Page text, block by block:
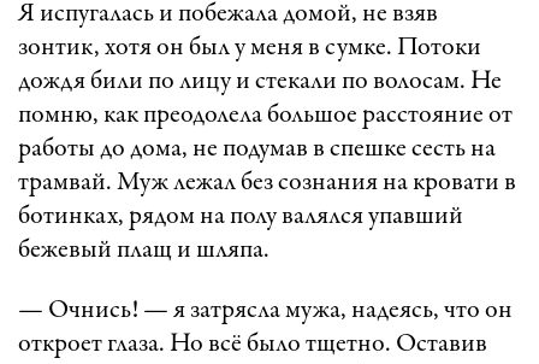
Я испугалась и побежала домой, не взяв
зонтик, хотя он был у меня в сумке. Потоки
дождя били по лицу и стекали по волосам. Не
помню, как преодолела большое расстояние от
работы до дома, не подумав в спешке сесть на
трамвай. Муж лежал без сознания на кровати в
ботинках, рядом на полу валялся упавший
бежевый плащ и шляпа.
— Очнись! — я затрясла мужа, надеясь, что он
откроет глаза. Но всё было тщетно. Оставив